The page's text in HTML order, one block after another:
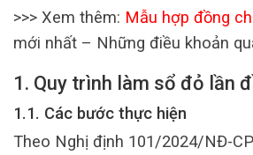
>>> Xem thêm: Mẫu hợp đồng
mới nhất – Những điều khoản
1. Quy trình làm sổ đỏ lần
1.1. Các bước thực hiện
Theo Nghị định 101/2024/NĐ-